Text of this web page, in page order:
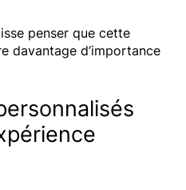
penser que cette
davantage d’importance